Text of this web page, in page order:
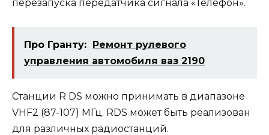
перезапуска передатчика сигнала «Телефон».
Про Гранту: Ремонт рулевого
управления автомобиля ваз 2190
Станции R DS можно принимать в диапазоне
VHF2 (87-107) МГц. RDS может быть реализован
для различных радиостанций.